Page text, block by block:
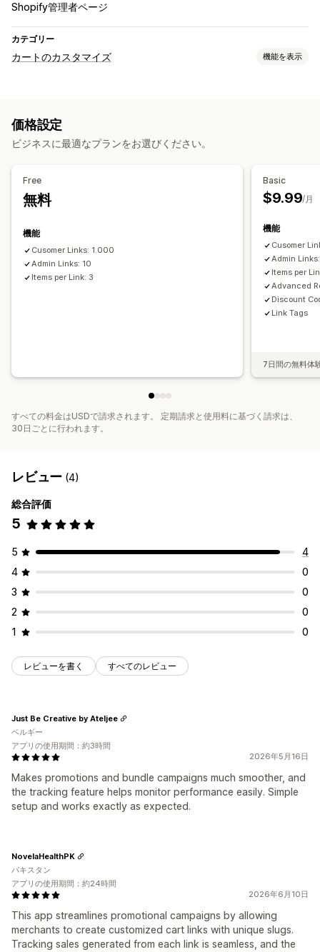
Shopify管理者ページ
カテゴリー
カートのカスタマイズ 機能を表示
アップセル
チェックアウト環境のカスタマイズ
自動ディスカウント
価格設定
ビジネスに最適なプランをお選びください。
Free
無料
機能
Cusomer Links: 1.000
Admin Links: 10
Items per Link: 3
Basic
$9.99/月
機能
Cusomer
Admin
Items per
Advanced
Discount
Link Tags
7日間の無料体
すべての料金はUSDで請求されます。 定期請求と使用料に基づく請求は、
30日ごとに行われます。
レビュー (4)
総合評価
5
5
4
4
0
3
0
2
0
1
0
レビューを書く すべてのレビュー
2026年5月16日
Makes promotions and bundle campaigns much smoother, and
the tracking feature helps monitor performance easily. Simple
setup and works exactly as expected.
Just Be Creative by Ateljee
ベルギー
アプリの使用期間：約3時間
2026年6月10日
This app streamlines promotional campaigns by allowing
merchants to create customized cart links with unique slugs.
Tracking sales generated from each link is seamless, and the
NovelaHealthPK
パキスタン
アプリの使用期間：約24時間